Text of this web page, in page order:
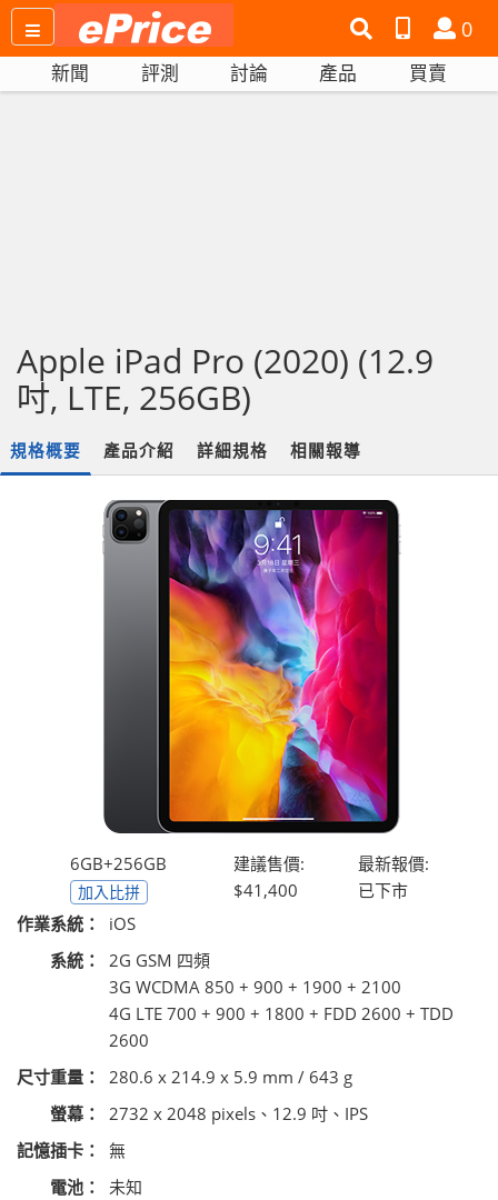
搜
尋
產
品
比
會
員
0
新聞 評測 討論 產品 買賣
Apple iPad Pro (2020) (12.9
吋, LTE, 256GB)
規格概要 產品介紹 詳細規格 相關報導
6GB+256GB
加入比拼
建議售價:
$41,400
最新報價:
已下市
作業系統：
iOS
系統：
2G GSM 四頻
3G WCDMA 850 + 900 + 1900 + 2100
4G LTE 700 + 900 + 1800 + FDD 2600 + TDD
2600
尺寸重量：
280.6 x 214.9 x 5.9 mm / 643 g
螢幕：
2732 x 2048 pixels、12.9 吋、IPS
記憶插卡：
無
電池：
未知